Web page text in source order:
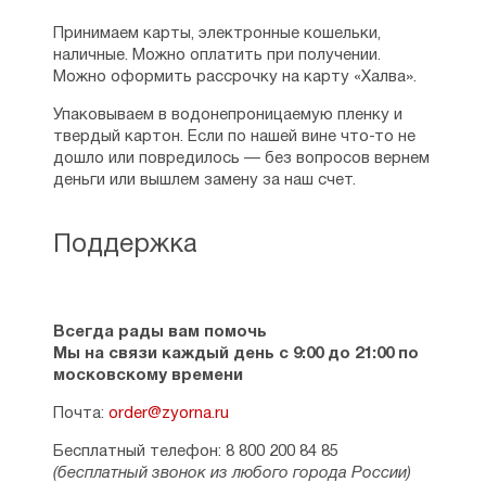
Поддержка
Всегда рады вам помочь
Мы на связи каждый день с 9:00 до 21:00 по
московскому времени
Почта: order@zyorna.ru
Бесплатный телефон: 8 800 200 84 85
(бесплатный звонок из любого города России)
Принимаем карты, электронные кошельки,
наличные. Можно оплатить при получении.
Можно оформить рассрочку на карту «Халва».
Упаковываем в водонепроницаемую пленку и
твердый картон. Если по нашей вине что-то не
дошло или повредилось — без вопросов вернем
деньги или вышлем замену за наш счет.